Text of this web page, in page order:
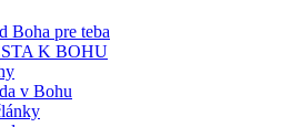
Boha pre teba
K BOHU
v Bohu